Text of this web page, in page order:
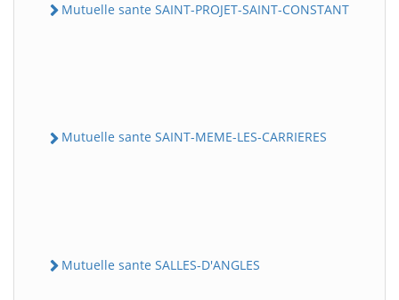
Mutuelle sante SAINT-PROJET-SAINT-CONSTANT
Mutuelle sante SAINT-MEME-LES-CARRIERES
Mutuelle sante SALLES-D'ANGLES